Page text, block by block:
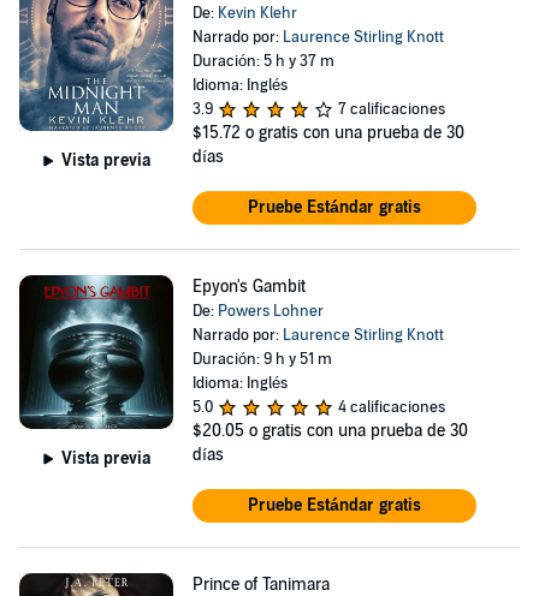
Vista previa
De: Kevin Klehr
Narrado por: Laurence Stirling Knott
Duración: 5 h y 37 m
Idioma: Inglés
3.9
7 calificaciones
$15.72 o gratis con una prueba de 30
días
Pruebe Estándar gratis
Vista previa
Epyon's Gambit
De: Powers Lohner
Narrado por: Laurence Stirling Knott
Duración: 9 h y 51 m
Idioma: Inglés
5.0
4 calificaciones
$20.05 o gratis con una prueba de 30
días
Pruebe Estándar gratis
Prince of Tanimara